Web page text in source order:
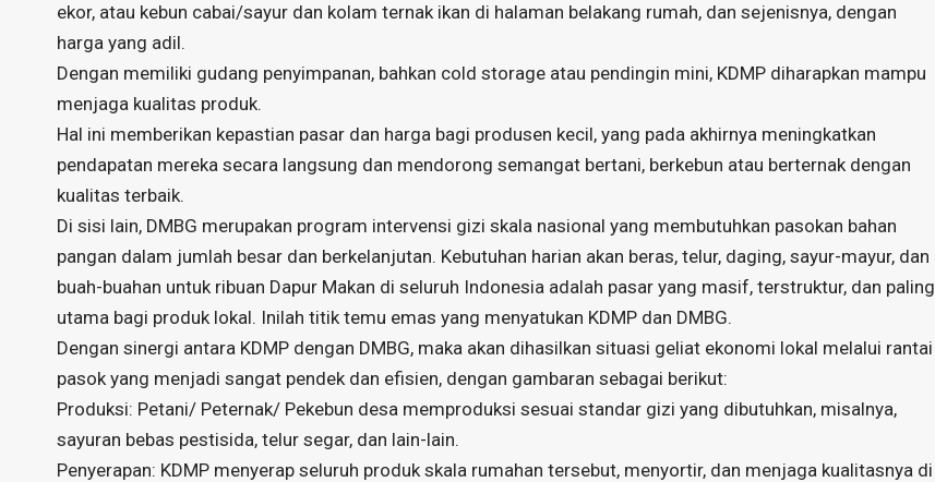
ekor, atau kebun cabai/sayur dan kolam ternak ikan di halaman belakang rumah, dan sejenisnya, dengan
harga yang adil.
Dengan memiliki gudang penyimpanan, bahkan cold storage atau pendingin mini, KDMP diharapkan mampu
menjaga kualitas produk.
Hal ini memberikan kepastian pasar dan harga bagi produsen kecil, yang pada akhirnya meningkatkan
pendapatan mereka secara langsung dan mendorong semangat bertani, berkebun atau berternak dengan
kualitas terbaik.
Di sisi lain, DMBG merupakan program intervensi gizi skala nasional yang membutuhkan pasokan bahan
pangan dalam jumlah besar dan berkelanjutan. Kebutuhan harian akan beras, telur, daging, sayur-mayur, dan
buah-buahan untuk ribuan Dapur Makan di seluruh Indonesia adalah pasar yang masif, terstruktur, dan paling
utama bagi produk lokal. Inilah titik temu emas yang menyatukan KDMP dan DMBG.
Dengan sinergi antara KDMP dengan DMBG, maka akan dihasilkan situasi geliat ekonomi lokal melalui rantai
pasok yang menjadi sangat pendek dan efisien, dengan gambaran sebagai berikut:
Produksi: Petani/ Peternak/ Pekebun desa memproduksi sesuai standar gizi yang dibutuhkan, misalnya,
sayuran bebas pestisida, telur segar, dan lain-lain.
Penyerapan: KDMP menyerap seluruh produk skala rumahan tersebut, menyortir, dan menjaga kualitasnya di